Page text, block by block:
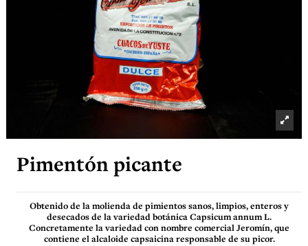
Pimentón picante
Obtenido de la molienda de pimientos sanos, limpios, enteros y
desecados de la variedad botánica Capsicum annum L.
Concretamente la variedad con nombre comercial Jeromín, que
contiene el alcaloide capsaicina responsable de su picor.